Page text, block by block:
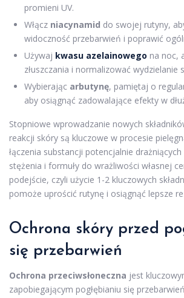
promieni UV.
Włącz niacynamid do swojej rutyny,
widoczność przebarwień i poprawić
Używaj kwasu azelainowego na noc,
złuszczania i normalizować wydzielanie
Wybierając arbutynę, pamiętaj o
aby osiągnąć zadowalające efekty w
Stopniowe wprowadzanie nowych
reakcji skóry są kluczowe w procesie
łączenia substancji potencjalnie
stężenia i formuły do wrażliwości własnej
podejście, czyli użycie 1-2 kluczowych
pomoże uprościć rutynę i osiągnąć lepsze
Ochrona skóry przed
się przebarwień
Ochrona przeciwsłoneczna jest
zapobiegającym pogłębianiu się